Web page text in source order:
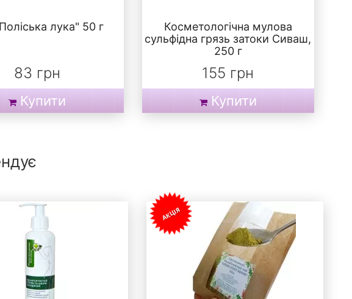
лука" 50 г
83 грн
Купити
Косметологічна мулова
сульфідна грязь затоки Сиваш,
250 г
155 грн
Купити
АКЦІЯ